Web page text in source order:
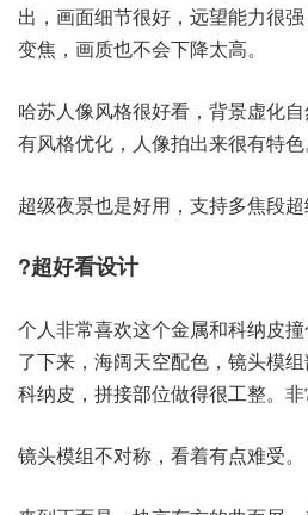
出，画面细节很好，远望能力很
变焦，画质也不会下降太高。
哈苏人像风格很好看，背景虚化
有风格优化，人像拍出来很有特色
超级夜景也是好用，支持多焦段超
?超好看设计
个人非常喜欢这个金属和科纳皮
了下来，海阔天空配色，镜头模
科纳皮，拼接部位做得很工整。非
镜头模组不对称，看着有点难受。